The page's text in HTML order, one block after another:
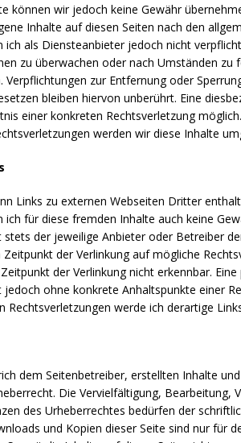
können wir jedoch keine Gewähr
Inhalte auf diesen Seiten nach den
ich als Diensteanbieter jedoch nicht
zu überwachen oder nach Umständen zu
Verpflichtungen zur Entfernung oder
bleiben hiervon unberührt. Eine
einer konkreten Rechtsverletzung
werden wir diese Inhalte
Links zu externen Webseiten Dritter
ich für diese fremden Inhalte auch keine
stets der jeweilige Anbieter oder Betreiber
der Verlinkung auf mögliche
der Verlinkung nicht erkennbar.
jedoch ohne konkrete Anhaltspunkte einer
Rechtsverletzungen werde ich derartige
dem Seitenbetreiber, erstellten Inhalte
Die Vervielfältigung, Bearbeitung,
des Urheberrechtes bedürfen der
und Kopien dieser Seite sind nur für